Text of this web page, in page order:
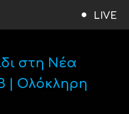
LIVE
στη Νέα
| Ολόκληρη